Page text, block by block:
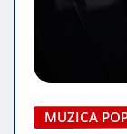
MUZICA